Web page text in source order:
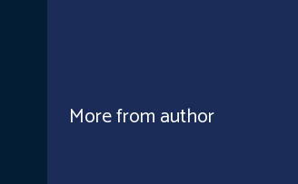
More from author